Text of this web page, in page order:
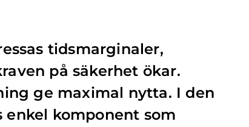
tidsmarginaler,
på säkerhet ökar.
ge maximal nytta. I den
komponent som